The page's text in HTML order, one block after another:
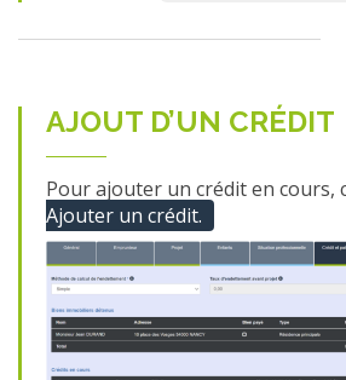
AJOUT D’UN CRÉDIT
Pour ajouter un crédit en cours,
Ajouter un crédit.